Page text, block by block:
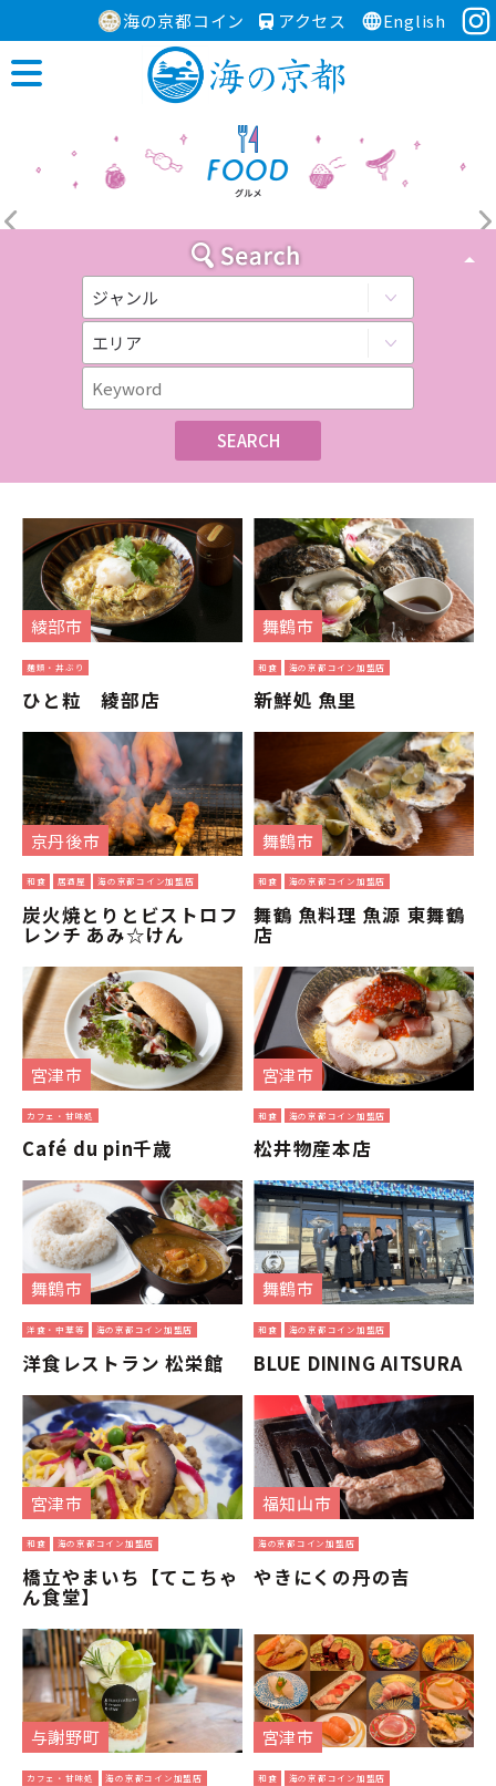
海の京都コイン アクセス English
綾部市
麺類・丼ぶり
ひと粒 綾部店
舞鶴市
和食 海の京都コイン加盟店
新鮮処 魚里
京丹後市
和食 居酒屋 海の京都コイン加盟店
炭火焼とりとビストロフ
レンチ あみ☆けん
舞鶴市
和食 海の京都コイン加盟店
舞鶴 魚料理 魚源 東舞鶴
店
宮津市
カフェ・甘味処
Café du pin千歳
宮津市
和食 海の京都コイン加盟店
松井物産本店
舞鶴市
洋食・中華等 海の京都コイン加盟店
洋食レストラン 松栄館
舞鶴市
和食 海の京都コイン加盟店
BLUE DINING AITSURA
宮津市
和食 海の京都コイン加盟店
橋立やまいち【てこちゃ
ん食堂】
福知山市
海の京都コイン加盟店
やきにくの丹の吉
与謝野町
カフェ・甘味処 海の京都コイン加盟店
宮津市
和食 海の京都コイン加盟店